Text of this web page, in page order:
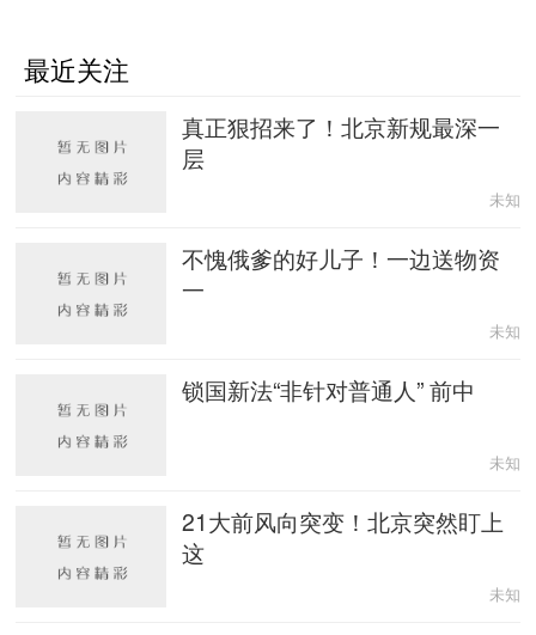
最近关注
真正狠招来了！北京新规最深一
层
未知
不愧俄爹的好儿子！一边送物资
一
未知
锁国新法“非针对普通人” 前中
未知
21大前风向突变！北京突然盯上
这
未知